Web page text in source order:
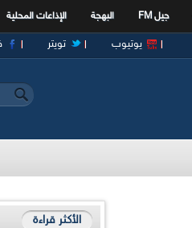
جيل FM البهجة الإذاعات المحلية
تويتر يوتيوب
الأكثر قراءة